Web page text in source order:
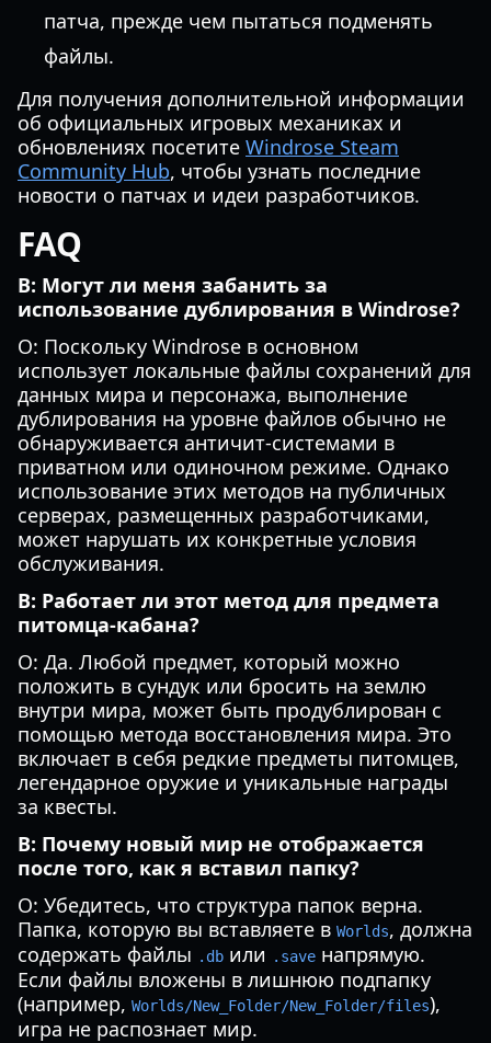
патча, прежде чем пытаться подменять
файлы.
Для получения дополнительной информации
об официальных игровых механиках и
обновлениях посетите Windrose Steam
Community Hub, чтобы узнать последние
новости о патчах и идеи разработчиков.
FAQ
В: Могут ли меня забанить за
использование дублирования в Windrose?
О: Поскольку Windrose в основном
использует локальные файлы сохранений для
данных мира и персонажа, выполнение
дублирования на уровне файлов обычно не
обнаруживается античит-системами в
приватном или одиночном режиме. Однако
использование этих методов на публичных
серверах, размещенных разработчиками,
может нарушать их конкретные условия
обслуживания.
В: Работает ли этот метод для предмета
питомца-кабана?
О: Да. Любой предмет, который можно
положить в сундук или бросить на землю
внутри мира, может быть продублирован с
помощью метода восстановления мира. Это
включает в себя редкие предметы питомцев,
легендарное оружие и уникальные награды
за квесты.
В: Почему новый мир не отображается
после того, как я вставил папку?
О: Убедитесь, что структура папок верна.
Папка, которую вы вставляете в Worlds, должна
содержать файлы .db или .save напрямую.
Если файлы вложены в лишнюю подпапку
(например, Worlds/New_Folder/New_Folder/files),
игра не распознает мир.